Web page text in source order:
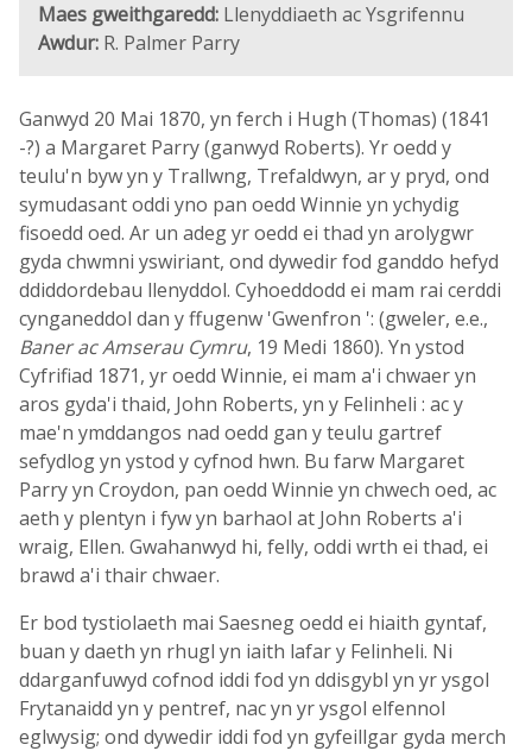
Maes gweithgaredd: Llenyddiaeth ac Ysgrifennu
Awdur: R. Palmer Parry
Ganwyd 20 Mai 1870, yn ferch i Hugh (Thomas) (1841
-?) a Margaret Parry (ganwyd Roberts). Yr oedd y
teulu'n byw yn y Trallwng, Trefaldwyn, ar y pryd, ond
symudasant oddi yno pan oedd Winnie yn ychydig
fisoedd oed. Ar un adeg yr oedd ei thad yn arolygwr
gyda chwmni yswiriant, ond dywedir fod ganddo hefyd
ddiddordebau llenyddol. Cyhoeddodd ei mam rai cerddi
cynganeddol dan y ffugenw 'Gwenfron ': (gweler, e.e.,
Baner ac Amserau Cymru, 19 Medi 1860). Yn ystod
Cyfrifiad 1871, yr oedd Winnie, ei mam a'i chwaer yn
aros gyda'i thaid, John Roberts, yn y Felinheli : ac y
mae'n ymddangos nad oedd gan y teulu gartref
sefydlog yn ystod y cyfnod hwn. Bu farw Margaret
Parry yn Croydon, pan oedd Winnie yn chwech oed, ac
aeth y plentyn i fyw yn barhaol at John Roberts a'i
wraig, Ellen. Gwahanwyd hi, felly, oddi wrth ei thad, ei
brawd a'i thair chwaer.
Er bod tystiolaeth mai Saesneg oedd ei hiaith gyntaf,
buan y daeth yn rhugl yn iaith lafar y Felinheli. Ni
ddarganfuwyd cofnod iddi fod yn ddisgybl yn yr ysgol
Frytanaidd yn y pentref, nac yn yr ysgol elfennol
eglwysig; ond dywedir iddi fod yn gyfeillgar gyda merch